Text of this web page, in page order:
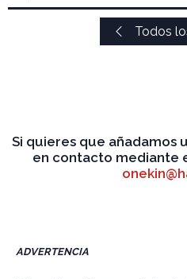
Todos
Si quieres que añadamos
en contacto mediante
ADVERTENCIA